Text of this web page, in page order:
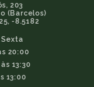
203
(Barcelos)
-8.5182
20:00
13:30
13:00